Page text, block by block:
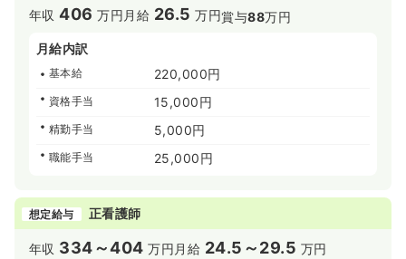
年収406 万円 月給 26.5 万円賞与88万円
月給内訳
基本給 220,000円
資格手当 15,000円
精勤手当 5,000円
職能手当 25,000円
想定給与 正看護師
年収 334～404 万円 月給 24.5～29.5 万円